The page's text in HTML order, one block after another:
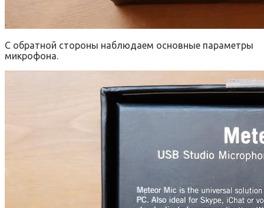
С обратной стороны наблюдаем основные параметры
микрофона.